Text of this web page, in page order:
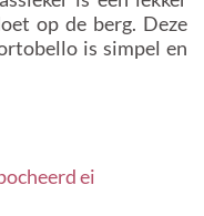
op de berg. Deze
is simpel en